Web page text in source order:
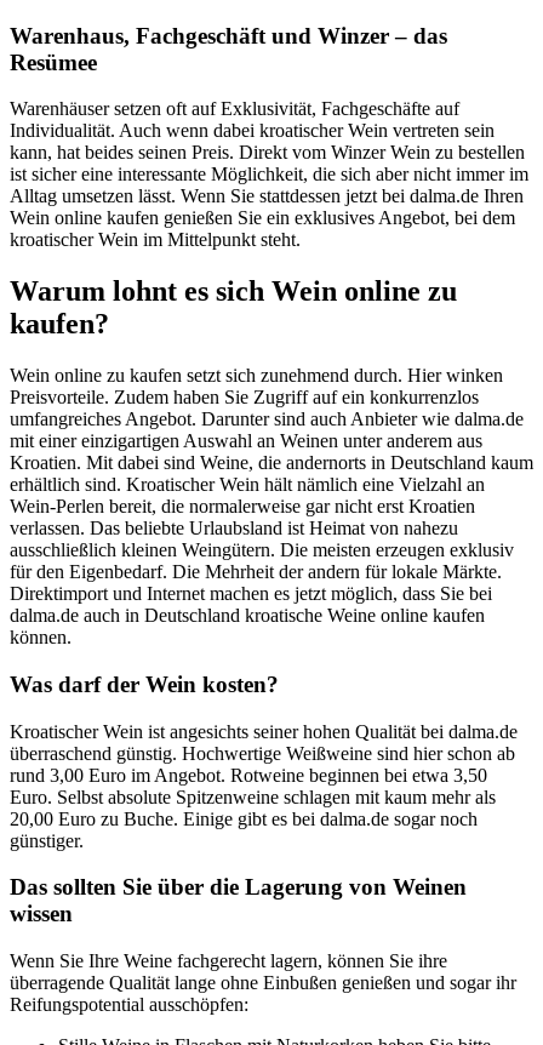
Warenhaus, Fachgeschäft und Winzer – das
Resümee
Warenhäuser setzen oft auf Exklusivität, Fachgeschäfte auf
Individualität. Auch wenn dabei kroatischer Wein vertreten sein
kann, hat beides seinen Preis. Direkt vom Winzer Wein zu bestellen
ist sicher eine interessante Möglichkeit, die sich aber nicht immer im
Alltag umsetzen lässt. Wenn Sie stattdessen jetzt bei dalma.de Ihren
Wein online kaufen genießen Sie ein exklusives Angebot, bei dem
kroatischer Wein im Mittelpunkt steht.
Warum lohnt es sich Wein online zu
kaufen?
Wein online zu kaufen setzt sich zunehmend durch. Hier winken
Preisvorteile. Zudem haben Sie Zugriff auf ein konkurrenzlos
umfangreiches Angebot. Darunter sind auch Anbieter wie dalma.de
mit einer einzigartigen Auswahl an Weinen unter anderem aus
Kroatien. Mit dabei sind Weine, die andernorts in Deutschland kaum
erhältlich sind. Kroatischer Wein hält nämlich eine Vielzahl an
Wein-Perlen bereit, die normalerweise gar nicht erst Kroatien
verlassen. Das beliebte Urlaubsland ist Heimat von nahezu
ausschließlich kleinen Weingütern. Die meisten erzeugen exklusiv
für den Eigenbedarf. Die Mehrheit der andern für lokale Märkte.
Direktimport und Internet machen es jetzt möglich, dass Sie bei
dalma.de auch in Deutschland kroatische Weine online kaufen
können.
Was darf der Wein kosten?
Kroatischer Wein ist angesichts seiner hohen Qualität bei dalma.de
überraschend günstig. Hochwertige Weißweine sind hier schon ab
rund 3,00 Euro im Angebot. Rotweine beginnen bei etwa 3,50
Euro. Selbst absolute Spitzenweine schlagen mit kaum mehr als
20,00 Euro zu Buche. Einige gibt es bei dalma.de sogar noch
günstiger.
Das sollten Sie über die Lagerung von Weinen
wissen
Wenn Sie Ihre Weine fachgerecht lagern, können Sie ihre
überragende Qualität lange ohne Einbußen genießen und sogar ihr
Reifungspotential ausschöpfen: